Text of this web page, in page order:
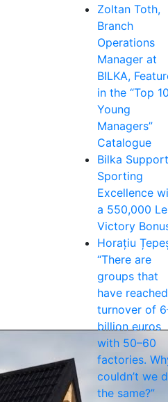
Zoltan Toth,
Branch
Operations
Manager at
BILKA,
in the “Top
Young
Managers”
Catalogue
Bilka
Sporting
Excellence
a 550,000
Victory
Horațiu
“There are
groups that
have
turnover of
billion euros
with 50–60
factories.
couldn’t we
the same?”